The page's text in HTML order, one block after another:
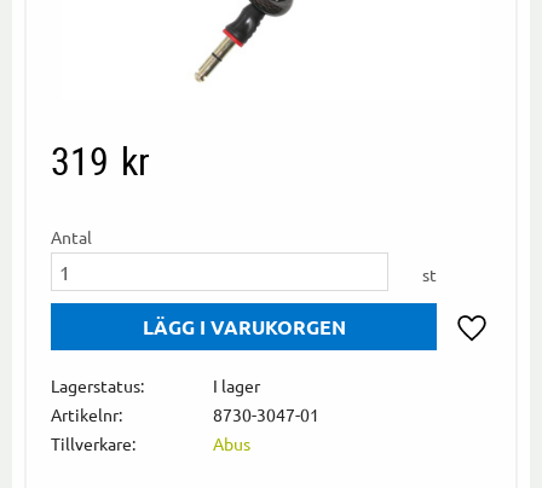
319 kr
Antal
st
Lagerstatus
I lager
Artikelnr
8730-3047-01
Tillverkare
Abus